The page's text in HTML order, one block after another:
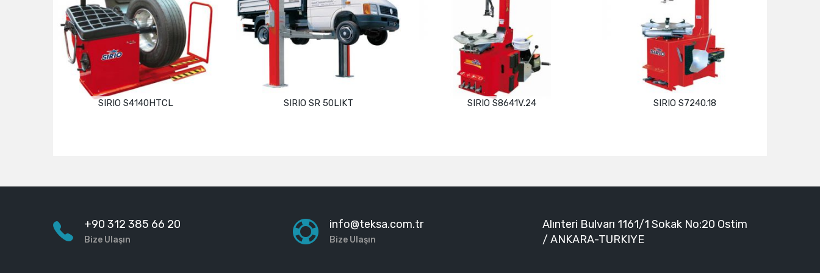
SIRIO S4140HTCL SIRIO SR 50LIKT SIRIO S8641V.24 SIRIO S7240.18
+90 312 385 66 20
Bize Ulaşın
info@teksa.com.tr
Bize Ulaşın
Alınteri Bulvarı 1161/1 Sokak No:20 Ostim
/ ANKARA-TURKIYE